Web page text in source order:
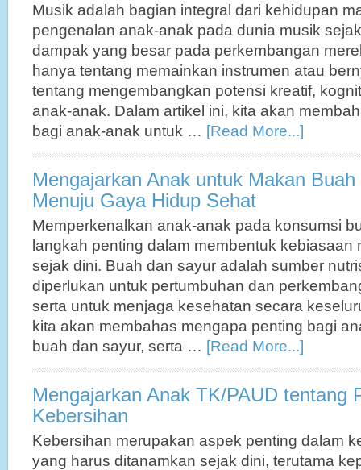
Musik adalah bagian integral dari kehidupan
pengenalan anak-anak pada dunia musik
dampak yang besar pada perkembangan
hanya tentang memainkan instrumen atau
tentang mengembangkan potensi kreatif,
anak-anak. Dalam artikel ini, kita akan
bagi anak-anak untuk … [Read More...]
Mengajarkan Anak untuk Makan
Menuju Gaya Hidup Sehat
Memperkenalkan anak-anak pada konsumsi
langkah penting dalam membentuk kebiasaan
sejak dini. Buah dan sayur adalah sumber
diperlukan untuk pertumbuhan dan
serta untuk menjaga kesehatan secara
kita akan membahas mengapa penting bagi
buah dan sayur, serta … [Read More...]
Mengajarkan Anak TK/PAUD tentang
Kebersihan
Kebersihan merupakan aspek penting dalam
yang harus ditanamkan sejak dini, terutama